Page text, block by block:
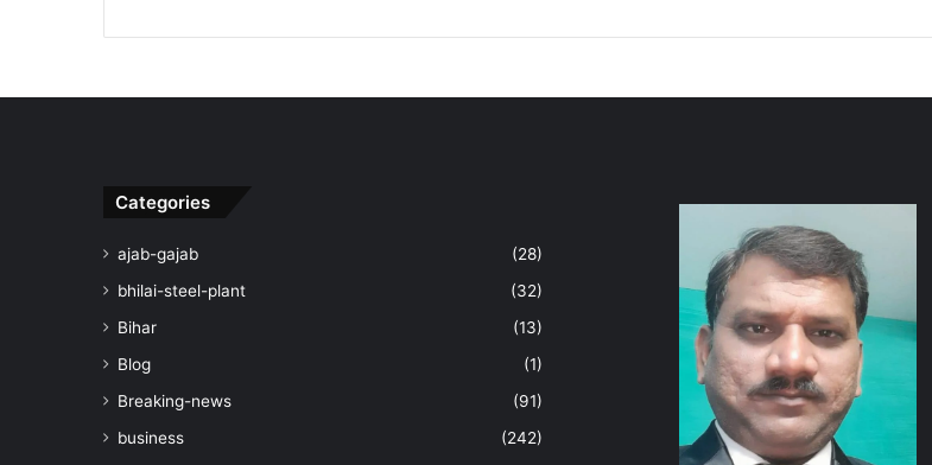
Categories
ajab-gajab
(28)
bhilai-steel-plant
(32)
Bihar
(13)
Blog
(1)
Breaking-news
(91)
business
(242)